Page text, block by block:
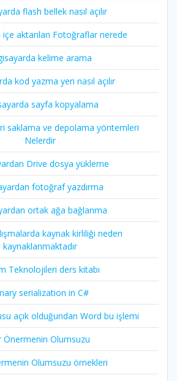
flash bellek nasıl açılır
içe aktarılan Fotoğraflar nerede
kelime arama
kod yazma yeri nasıl açılır
sayfa kopyalama
saklama ve depolama yöntemleri
Nelerdir
Drive dosya yükleme
fotoğraf yazdırma
ortak ağa bağlanma
kaynak kirliliği neden
kaynaklanmaktadır
Teknolojileri ders kitabı
serialization in C#
açık olduğundan Word bu işlemi
Önermenin Olumsuzu
Olumsuzu örnekleri